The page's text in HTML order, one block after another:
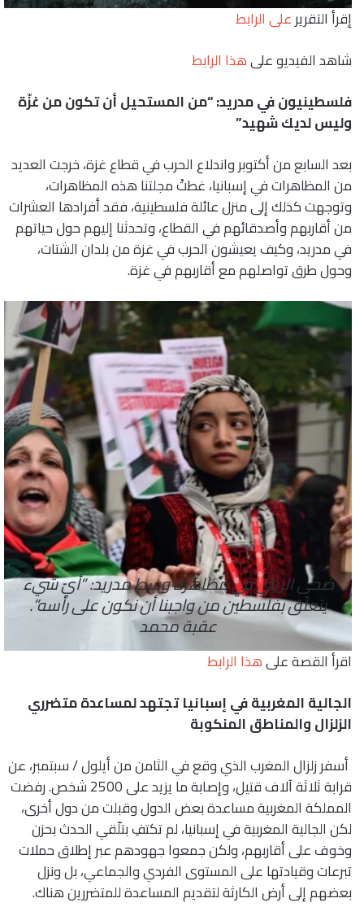
إقرأ التقريرعلى الرابط
شاهد الفيديو علىهذا الرابط
فلسطينيون في مدريد: “من المستحيل أن تكون من غزّة
وليس لديك شهيد”
بعد السابع من أكتوبر واندلاع الحرب في قطاع غزة، خرجت العديد
من المظاهرات في إسبانيا، غطتْ مجلتنا هذه المظاهرات،
وتوجهت كذلك إلى منزل عائلة فلسطينية، فقد أفرادها العشرات
من أقاربهم وأصدقائهم في القطاع، وتحدثنا إليهم حول حياتهم
في مدريد، وكيف يعيشون الحرب في غزة من بلدان الشتات،
وحول طرق تواصلهم مع أقاربهم في غزة.
ضحى الزيتي في مظاهرة وسط مدريد: “أيّ شيء
يتعلّق بفلسطين من واجبنا أن نكون على رأسه”.
عقبة محمد
اقرأ القصة علىهذا الرابط
الجالية المغربية في إسبانيا تجتهد لمساعدة متضرري
الزلزال والمناطق المنكوبة
أسفر زلزال المغرب الذي وقع في الثامن من أيلول / سبتمبر، عن
قرابة ثلاثة آلاف قتيل، وإصابة ما يزيد على 2500 شخص. رفضت
المملكة المغربية مساعدة بعض الدول وقبلت من دول أخرى،
لكن الجالية المغربية في إسبانيا، لم تكتفِ بتلّقي الحدث بحزن
وخوف على أقاربهم، ولكن جمعوا جهودهم عبر إطلاق حملات
تبرعات وقيادتها على المستوى الفردي والجماعي، بل ونزل
بعضهم إلى أرض الكارثة لتقديم المساعدة للمتضررين هناك.